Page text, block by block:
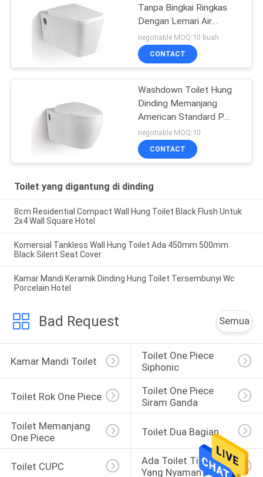
Tanpa Bingkai Ringkas
Dengan Lemari Air
Keramik Kursi Dekat
Lembut
negotiable MOQ:10 buah
CONTACT
Washdown Toilet Hung
Dinding Memanjang
American Standard P
Trap Wc
negotiable MOQ:10
CONTACT
Toilet yang digantung di dinding
8cm Residential Compact Wall Hung Toilet Black Flush Untuk
2x4 Wall Square Hotel
Komersial Tankless Wall Hung Toilet Ada 450mm 500mm
Black Silent Seat Cover
Kamar Mandi Keramik Dinding Hung Toilet Tersembunyi Wc
Porcelain Hotel
Bad Request Semua
Kamar Mandi Toilet
Toilet One Piece
Siphonic
Toilet Rok One Piece
Toilet One Piece
Siram Ganda
Toilet Memanjang
One Piece
Toilet Dua Bagian
Toilet CUPC
Ada Toilet Tinggi
Yang Nyaman